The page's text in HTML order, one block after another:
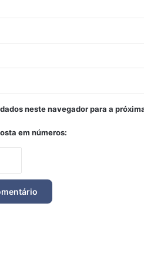
neste navegador para a
em números: